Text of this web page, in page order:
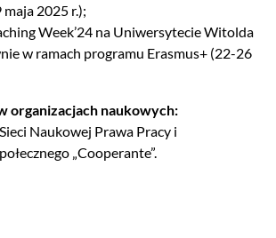
2025 r.);
Week’24 na Uniwersytecie Witolda
w ramach programu Erasmus+ (22-26
organizacjach naukowych:
Naukowej Prawa Pracy i
„Cooperante”.